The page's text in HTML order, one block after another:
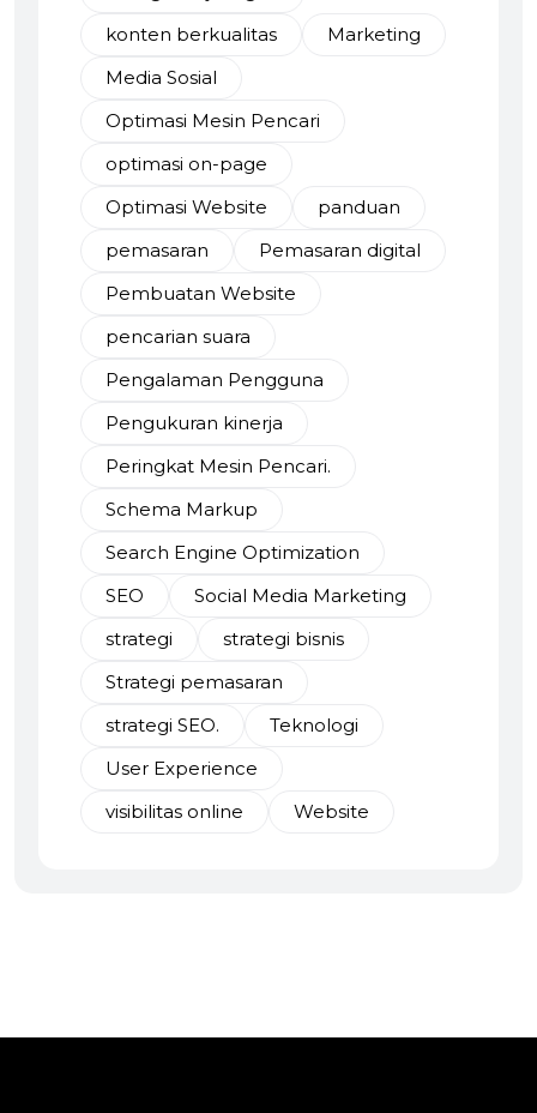
konten berkualitas
Marketing
Media Sosial
Optimasi Mesin Pencari
optimasi on-page
Optimasi Website
panduan
pemasaran
Pemasaran digital
Pembuatan Website
pencarian suara
Pengalaman Pengguna
Pengukuran kinerja
Peringkat Mesin Pencari.
Schema Markup
Search Engine Optimization
SEO
Social Media Marketing
strategi
strategi bisnis
Strategi pemasaran
strategi SEO.
Teknologi
User Experience
visibilitas online
Website